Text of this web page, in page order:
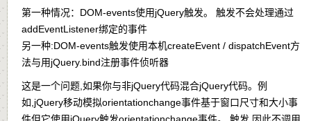
第一种情况：DOM-events使用jQuery触发。 触发不会处理通过
addEventListener绑定的事件
另一种:DOM-events触发使用本机createEvent / dispatchEvent方
法与用jQuery.bind注册事件侦听器
这是一个问题,如果你与非jQuery代码混合jQuery代码。例
如,jQuery移动模拟orientationchange事件基于窗口尺寸和大小事